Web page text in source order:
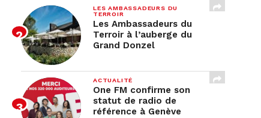
LES AMBASSADEURS DU
TERROIR
Les Ambassadeurs du
Terroir à l’auberge du
Grand Donzel
ACTUALITÉ
One FM confirme son
statut de radio de
référence à Genève